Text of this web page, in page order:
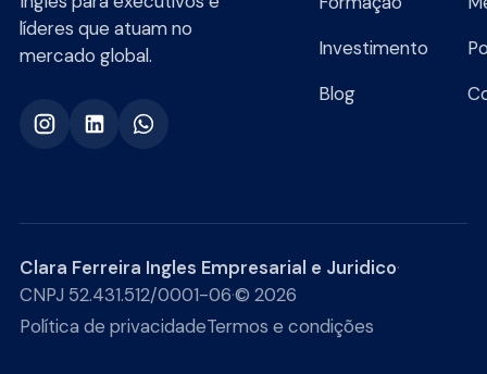
líderes que atuam no
mercado global.
Investimento
Blog
Clara Ferreira Ingles Empresarial e Juridico·
CNPJ 52.431.512/0001-06·© 2026
Política de privacidadeTermos e condições